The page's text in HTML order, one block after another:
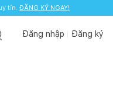
tín. ĐĂNG KÝ NGAY!
tín. ĐĂNG KÝ NGAY!
Đăng nhập Đăng ký